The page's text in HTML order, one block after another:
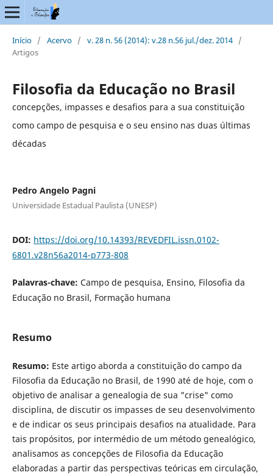
Início / Acervo / v. 28 n. 56 (2014): v.28 n.56 jul./dez. 2014 /
Artigos
Filosofia da Educação no Brasil
concepções, impasses e desafios para a sua constituição
como campo de pesquisa e o seu ensino nas duas últimas
décadas
Pedro Angelo Pagni
Universidade Estadual Paulista (UNESP)
DOI: https://doi.org/10.14393/REVEDFIL.issn.0102-
6801.v28n56a2014-p773-808
Palavras-chave: Campo de pesquisa, Ensino, Filosofia da
Educação no Brasil, Formação humana
Resumo
Resumo: Este artigo aborda a constituição do campo da
Filosofia da Educação no Brasil, de 1990 até de hoje, com o
objetivo de analisar a genealogia de sua "crise" como
disciplina, de discutir os impasses de seu desenvolvimento
e de indicar os seus principais desafios na atualidade. Para
tais propósitos, por intermédio de um método genealógico,
analisamos as concepções de Filosofia da Educação
elaboradas a partir das perspectivas teóricas em circulação,